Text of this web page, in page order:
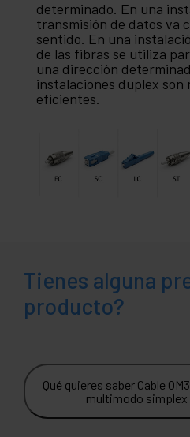
determinado. En una
transmisión de datos va
sentido. En una
de las fibras se utiliza
una dirección
instalaciones duplex son
eficientes.
Tienes alguna
producto?
Qué quieres saber Cable
multimodo simplex